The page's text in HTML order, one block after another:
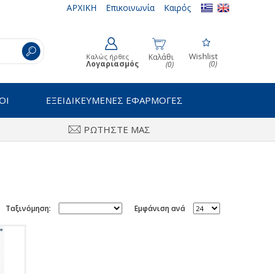
ΑΡΧΙΚΗ Επικοινωνία Καιρός
Καλώς ήρθες
Λογαριασμός
Καλάθι
(0)
Wishlist
(0)
ΕΞΕΙΔΙΚΕΥΜΕΝΕΣ ΕΦΑΡΜΟΓΕΣ
ΡΩΤΗΣΤΕ ΜΑΣ
Εμφάνιση ανά
Ταξινόμηση: